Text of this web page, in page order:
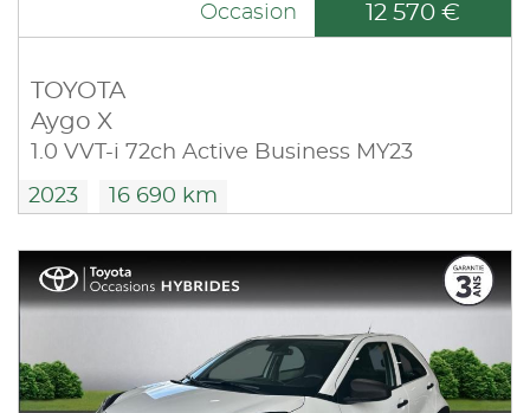
Occasion 12 570 €
TOYOTA
Aygo X
1.0 VVT-i 72ch Active Business MY23
2023 16 690 km